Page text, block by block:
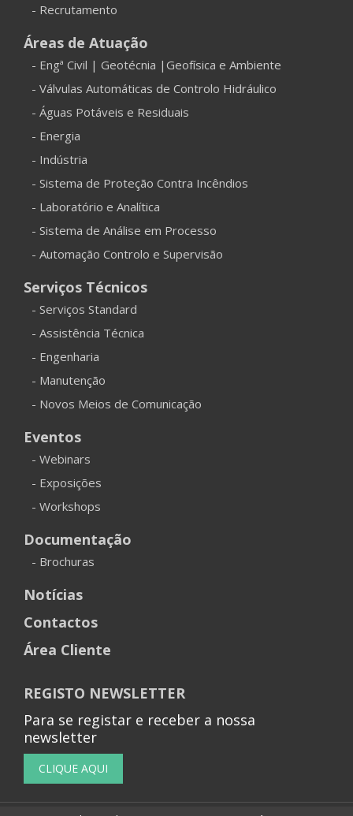
- Recrutamento
Áreas de Atuação
- Engª Civil | Geotécnia |Geofísica e Ambiente
- Válvulas Automáticas de Controlo Hidráulico
- Águas Potáveis e Residuais
- Energia
- Indústria
- Sistema de Proteção Contra Incêndios
- Laboratório e Analítica
- Sistema de Análise em Processo
- Automação Controlo e Supervisão
Serviços Técnicos
- Serviços Standard
- Assistência Técnica
- Engenharia
- Manutenção
- Novos Meios de Comunicação
Eventos
- Webinars
- Exposições
- Workshops
Documentação
- Brochuras
Notícias
Contactos
Área Cliente
REGISTO NEWSLETTER
Para se registar e receber a nossa
newsletter